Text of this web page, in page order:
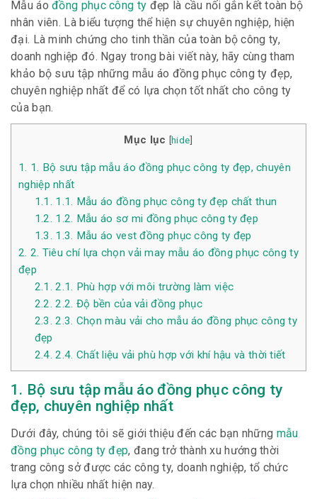
Mẫu áo đồng phục công ty đẹp là cầu nối gắn kết toàn bộ
nhân viên. Là biểu tượng thể hiện sự chuyên nghiệp, hiện
đại. Là minh chứng cho tinh thần của toàn bộ công ty,
doanh nghiệp đó. Ngay trong bài viết này, hãy cùng tham
khảo bộ sưu tập những mẫu áo đồng phục công ty đẹp,
chuyên nghiệp nhất để có lựa chọn tốt nhất cho công ty
của bạn.
Mục lục [hide]
1. 1. Bộ sưu tập mẫu áo đồng phục công ty đẹp, chuyên
nghiệp nhất
1.1. 1.1. Mẫu áo đồng phục công ty đẹp chất thun
1.2. 1.2. Mẫu áo sơ mi đồng phục công ty đẹp
1.3. 1.3. Mẫu áo vest đồng phục công ty đẹp
2. 2. Tiêu chí lựa chọn vải may mẫu áo đồng phục công ty
đẹp
2.1. 2.1. Phù hợp với môi trường làm việc
2.2. 2.2. Độ bền của vải đồng phục
2.3. 2.3. Chọn màu vải cho mẫu áo đồng phục công ty
đẹp
2.4. 2.4. Chất liệu vải phù hợp với khí hậu và thời tiết
1. Bộ sưu tập mẫu áo đồng phục công ty
đẹp, chuyên nghiệp nhất
Dưới đây, chúng tôi sẽ giới thiệu đến các bạn những mẫu
đồng phục công ty đẹp, đang trở thành xu hướng thời
trang công sở được các công ty, doanh nghiệp, tổ chức
lựa chọn nhiều nhất hiện nay.